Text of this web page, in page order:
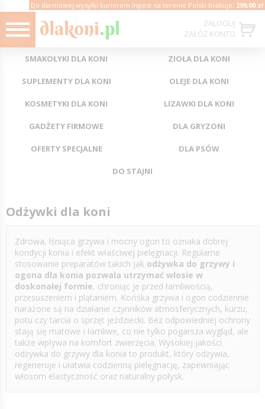
ZALOGUJ
ZAŁÓŻ KONTO
Do darmowej wysyłki kurierem Inpost na terenie Polski brakuje: 299,00 zł
SMAKOŁYKI DLA KONI ZIOŁA DLA KONI
SUPLEMENTY DLA KONI OLEJE DLA KONI
KOSMETYKI DLA KONI LIZAWKI DLA KONI
GADŻETY FIRMOWE DLA GRYZONI
OFERTY SPECJALNE DLA PSÓW
DO STAJNI
Odżywki dla koni
Zdrowa, lśniąca grzywa i mocny ogon to oznaka dobrej
kondycji konia i efekt właściwej pielęgnacji. Regularne
stosowanie preparatów takich jak odżywka do grzywy i
ogona dla konia pozwala utrzymać włosie w
doskonałej formie, chroniąc je przed łamliwością,
przesuszeniem i plątaniem. Końska grzywa i ogon codziennie
narażone są na działanie czynników atmosferycznych, kurzu,
potu czy tarcia o sprzęt jeździecki. Bez odpowiedniej ochrony
stają się matowe i łamliwe, co nie tylko pogarsza wygląd, ale
także wpływa na komfort zwierzęcia. Wysokiej jakości
odżywka do grzywy dla konia to produkt, który odżywia,
regeneruje i ułatwia codzienną pielęgnację, zapewniając
włosom elastyczność oraz naturalny połysk.